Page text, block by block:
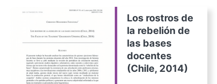
Los rostros de
la rebelión de
las bases
docentes
(Chile, 2014)